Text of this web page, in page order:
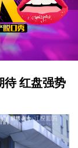
待 红盘强势